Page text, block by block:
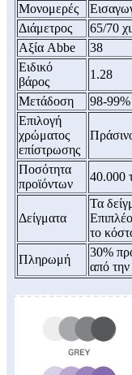
Μονομερές
Διάμετρος
65/70
Αξία Abbe
38
Ειδικό
βάρος
1.28
Μετάδοση
98-99%
Επιλογή
χρώματος
επίστρωσης
Ποσότητα
προϊόντων
40.000
Δείγματα
Τα
το
Πληρωμή
30%
από